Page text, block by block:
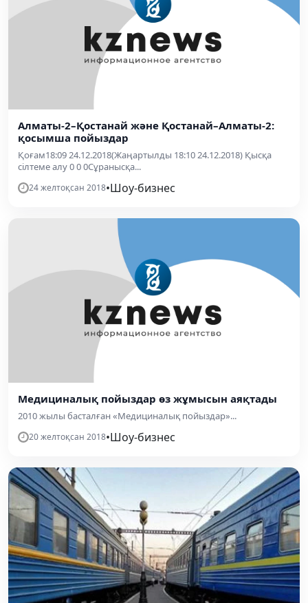
Алматы-2–Қостанай және Қостанай–Алматы-2:
қосымша пойыздар
Қоғам18:09 24.12.2018(Жаңартылды 18:10 24.12.2018) Қысқа
сілтеме алу 0 0 0Сұранысқа...
24 желтоқсан 2018•Шоу-бизнес
Медициналық пойыздар өз жұмысын аяқтады
2010 жылы басталған «Медициналық пойыздар»...
20 желтоқсан 2018•Шоу-бизнес